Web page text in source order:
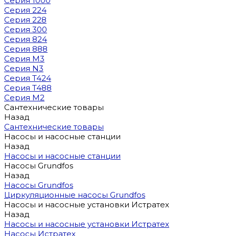
Серия 224
Серия 228
Серия 300
Серия 824
Серия 888
Серия M3
Серия N3
Серия T424
Серия T488
Серия М2
Сантехнические товары
Назад
Сантехнические товары
Насосы и насосные станции
Назад
Насосы и насосные станции
Насосы Grundfos
Назад
Насосы Grundfos
Циркуляционные насосы Grundfos
Насосы и насосные установки Истратех
Назад
Насосы и насосные установки Истратех
Насосы Истратех